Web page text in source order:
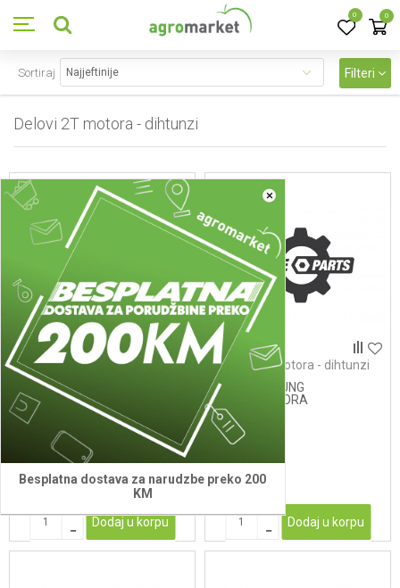
0 0
×
Besplatna dostava za narudzbe preko 200
KM
Delovi 2T motora - dihtunzi
Sortiraj Filteri
Delovi 2T motora - dihtunzi
1-20 - DIHTUNG DISTANCE
2,50
Dodaj u korpu
Delovi 2T motora - dihtunzi
1-24 - DIHTUNG
KARBURATORA
2,50
Dodaj u korpu